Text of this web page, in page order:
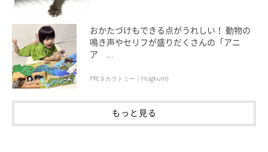
おかたづけもできる点がうれしい！ 動物の
鳴き声やセリフが盛りだくさんの「アニ
ア ...
PR(タカラトミー｜Hugkum)
もっと見る